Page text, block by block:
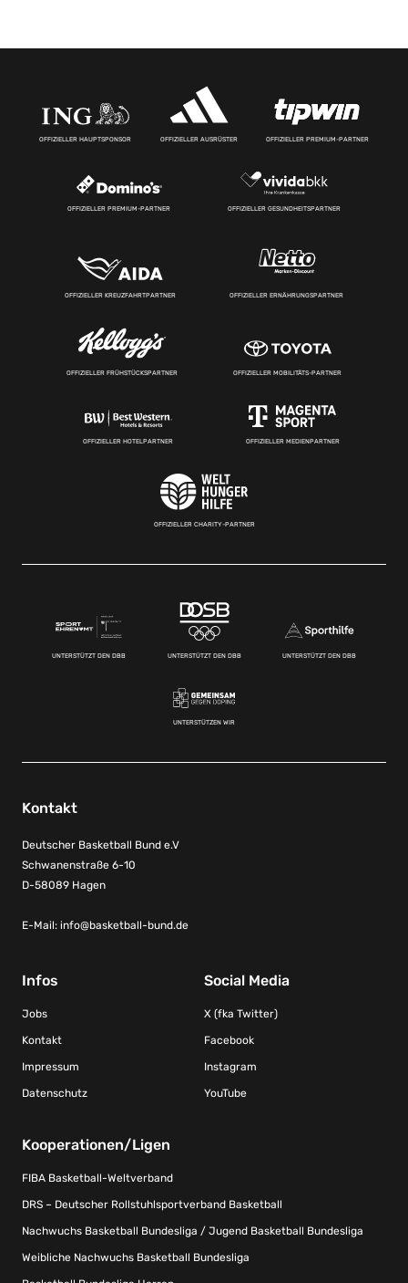
OFFIZIELLER HAUPTSPONSOR OFFIZIELLER AUSRÜSTER OFFIZIELLER PREMIUM-PARTNER
OFFIZIELLER PREMIUM-PARTNER OFFIZIELLER GESUNDHEITSPARTNER
OFFIZIELLER KREUZFAHRTPARTNER OFFIZIELLER ERNÄHRUNGSPARTNER
OFFIZIELLER FRÜHSTÜCKSPARTNER OFFIZIELLER MOBILITÄTS-PARTNER
OFFIZIELLER HOTELPARTNER OFFIZIELLER MEDIENPARTNER
OFFIZIELLER CHARITY-PARTNER
UNTERSTÜTZT DEN DBB UNTERSTÜTZT DEN DBB UNTERSTÜTZT DEN DBB
UNTERSTÜTZEN WIR
Kontakt
Deutscher Basketball Bund e.V
Schwanenstraße 6-10
D-58089 Hagen
E-Mail: info@basketball-bund.de
Infos
Jobs
Kontakt
Impressum
Datenschutz
Social Media
X (fka Twitter)
Facebook
Instagram
YouTube
Kooperationen/Ligen
FIBA Basketball-Weltverband
DRS – Deutscher Rollstuhlsportverband Basketball
Nachwuchs Basketball Bundesliga / Jugend Basketball Bundesliga
Weibliche Nachwuchs Basketball Bundesliga